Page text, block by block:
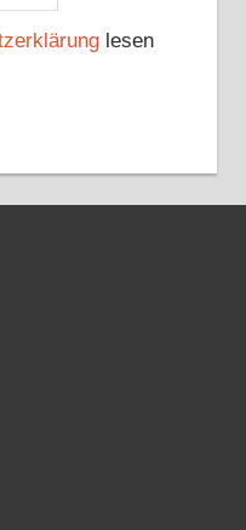
lesen